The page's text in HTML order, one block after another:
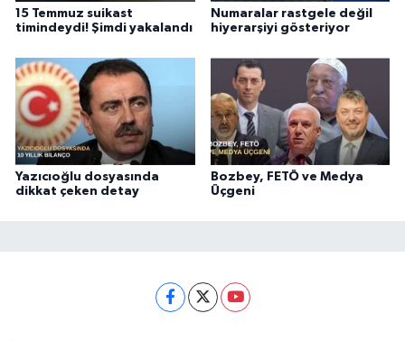
15 Temmuz suikast
timindeydi! Şimdi yakalandı
Numaralar rastgele değil
hiyerarşiyi gösteriyor
Yazıcıoğlu dosyasında
dikkat çeken detay
Bozbey, FETÖ ve Medya
Üçgeni